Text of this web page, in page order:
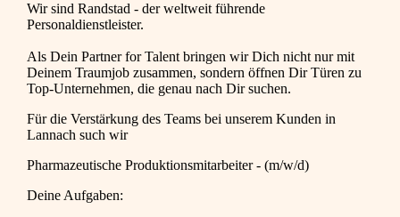
Wir sind Randstad - der weltweit führende
Personaldienstleister.
Als Dein Partner for Talent bringen wir Dich nicht nur mit
Deinem Traumjob zusammen, sondern öffnen Dir Türen zu
Top-Unternehmen, die genau nach Dir suchen.
Für die Verstärkung des Teams bei unserem Kunden in
Lannach such wir
Pharmazeutische Produktionsmitarbeiter - (m/w/d)
Deine Aufgaben: